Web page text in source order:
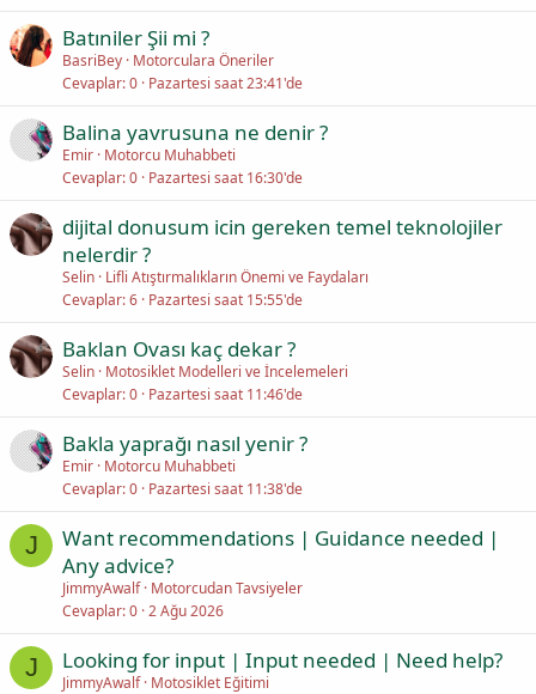
Batıniler Şii mi ?
BasriBey Motorculara Öneriler
Cevaplar 0 Pazartesi saat 23:41'de
Balina yavrusuna ne denir ?
Emir Motorcu Muhabbeti
Cevaplar 0 Pazartesi saat 16:30'de
dijital donusum icin gereken temel teknolojiler
nelerdir ?
Selin Lifli Atıştırmalıkların Önemi ve Faydaları
Cevaplar 6 Pazartesi saat 15:55'de
Baklan Ovası kaç dekar ?
Selin Motosiklet Modelleri ve İncelemeleri
Cevaplar 0 Pazartesi saat 11:46'de
Bakla yaprağı nasıl yenir ?
Emir Motorcu Muhabbeti
Cevaplar 0 Pazartesi saat 11:38'de
J
Want recommendations | Guidance needed |
Any advice?
JimmyAwalf Motorcudan Tavsiyeler
Cevaplar 0 2 Ağu 2026
J Looking for input | Input needed | Need help?
JimmyAwalf Motosiklet Eğitimi